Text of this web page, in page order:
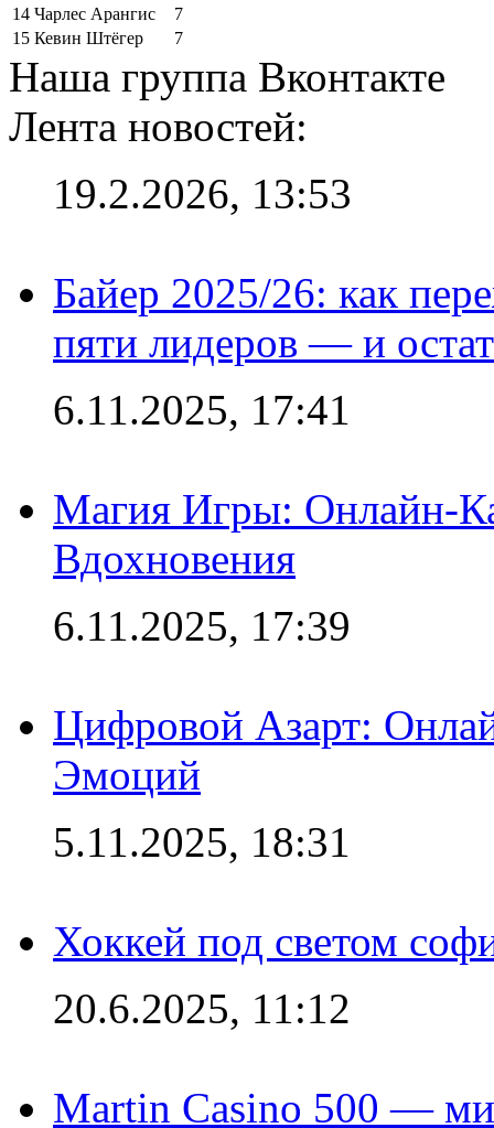
14 Чарлес Арангис
7
15 Кевин Штёгер 7
Наша группа Вконтакте
Лента новостей:
19.2.2026, 13:53
Байер 2025/26: как
пяти лидеров — и
6.11.2025, 17:41
Магия Игры: Онлайн-
Вдохновения
6.11.2025, 17:39
Цифровой Азарт:
Эмоций
5.11.2025, 18:31
Хоккей под светом
20.6.2025, 11:12
Martin Casino 500 —